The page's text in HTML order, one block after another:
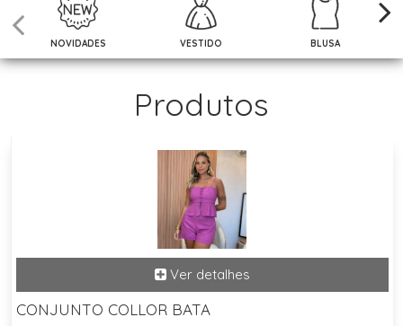
NOVIDADES VESTIDO BLUSA
Produtos
CONJUNTO COLLOR BATA